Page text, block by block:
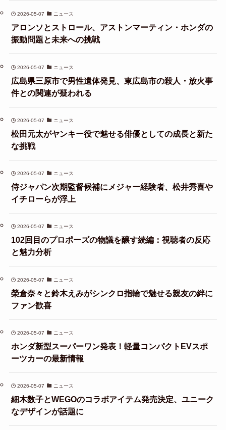
2026-05-07 ニュース
アロンソとストロール、アストンマーティン・ホンダの
振動問題と未来への挑戦
2026-05-07 ニュース
広島県三原市で男性遺体発見、東広島市の殺人・放火事
件との関連が疑われる
2026-05-07 ニュース
松田元太がヤンキー役で魅せる俳優としての成長と新た
な挑戦
2026-05-07 ニュース
侍ジャパン次期監督候補にメジャー経験者、松井秀喜や
イチローらが浮上
2026-05-07 ニュース
102回目のプロポーズの物議を醸す続編：視聴者の反応
と魅力分析
2026-05-07 ニュース
榮倉奈々と鈴木えみがシンクロ指輪で魅せる親友の絆に
ファン歓喜
2026-05-07 ニュース
ホンダ新型スーパーワン発表！軽量コンパクトEVスポ
ーツカーの最新情報
2026-05-07 ニュース
細木数子とWEGOのコラボアイテム発売決定、ユニーク
なデザインが話題に